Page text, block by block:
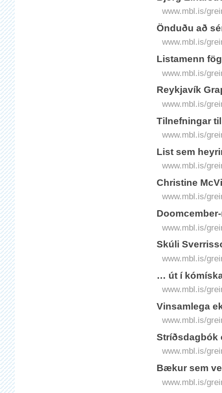
www.mbl.is/
Önduðu að
www.mbl.is/
Listamenn
www.mbl.is/
Reykjavík
www.mbl.is/
Tilnefningar
www.mbl.is/
List sem
www.mbl.is/
Christine
www.mbl.is/
www.mbl.is/
Skúli
www.mbl.is/
… út í
www.mbl.is/
Vinsamlega
www.mbl.is/
Stríðsdagbók
www.mbl.is/
Bækur sem
www.mbl.is/